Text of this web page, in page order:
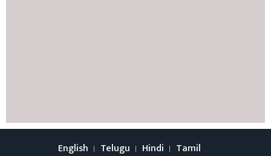
English Telugu Hindi Tamil